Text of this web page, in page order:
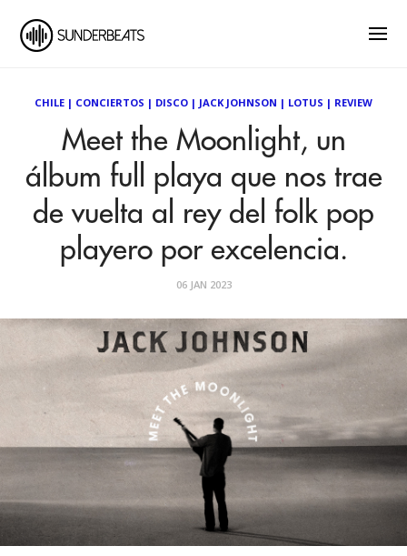
CHILE | CONCIERTOS | DISCO | JACK JOHNSON | LOTUS | REVIEW
Meet the Moonlight, un
álbum full playa que nos trae
de vuelta al rey del folk pop
playero por excelencia.
06 JAN 2023